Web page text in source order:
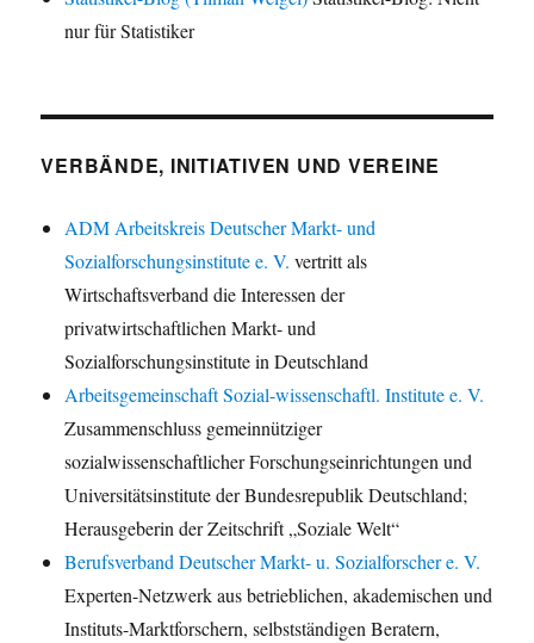
nur für Statistiker
VERBÄNDE, INITIATIVEN UND VEREINE
ADM Arbeitskreis Deutscher Markt- und
Sozialforschungsinstitute e. V. vertritt als
Wirtschaftsverband die Interessen der
privatwirtschaftlichen Markt- und
Sozialforschungsinstitute in Deutschland
Arbeitsgemeinschaft Sozial-wissenschaftl. Institute e. V.
Zusammenschluss gemeinnütziger
sozialwissenschaftlicher Forschungseinrichtungen und
Universitätsinstitute der Bundesrepublik Deutschland;
Herausgeberin der Zeitschrift „Soziale Welt“
Berufsverband Deutscher Markt- u. Sozialforscher e. V.
Experten-Netzwerk aus betrieblichen, akademischen und
Instituts-Marktforschern, selbstständigen Beratern,